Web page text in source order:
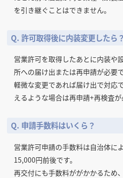
を引き継ぐことはできません。
Q. 許可取得後に内装変更したら？
営業許可を取得したあとに内装や
所への届け出または再申請が必要で
軽微な変更であれば届け出で対応
えるような場合は再申請+再検査が
Q. 申請手数料はいくら？
営業許可申請の手数料は自治体に
15,000円前後です。
再交付にも手数料ががかかるため